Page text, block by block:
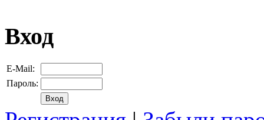
Вход
E-Mail:
Пароль: